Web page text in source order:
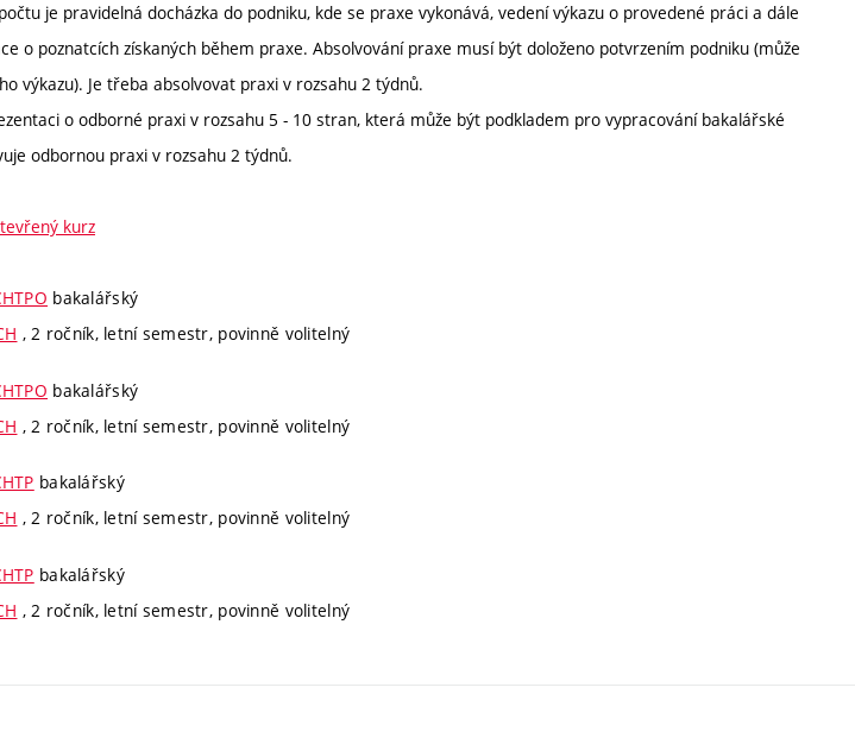
je pravidelná docházka do podniku, kde se praxe vykonává, vedení výkazu o provedené práci a dále
o poznatcích získaných během praxe. Absolvování praxe musí být doloženo potvrzením podniku (může
výkazu). Je třeba absolvovat praxi v rozsahu 2 týdnů.
o odborné praxi v rozsahu 5 - 10 stran, která může být podkladem pro vypracování bakalářské
odbornou praxi v rozsahu 2 týdnů.
kurz
bakalářský
, 2 ročník, letní semestr, povinně volitelný
bakalářský
, 2 ročník, letní semestr, povinně volitelný
bakalářský
, 2 ročník, letní semestr, povinně volitelný
bakalářský
, 2 ročník, letní semestr, povinně volitelný